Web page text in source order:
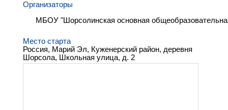
Организаторы
МБОУ "Шорсолинская основная
Место старта
Россия, Марий Эл, Куженерский район, деревня
Шорсола, Школьная улица, д. 2